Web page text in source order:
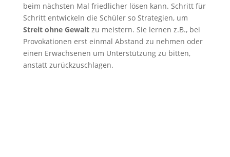
beim nächsten Mal friedlicher lösen kann. Schritt für
Schritt entwickeln die Schüler so Strategien, um
Streit ohne Gewaltzu meistern. Sie lernen z.B., bei
Provokationen erst einmal Abstand zu nehmen oder
einen Erwachsenen um Unterstützung zu bitten,
anstatt zurückzuschlagen.